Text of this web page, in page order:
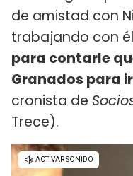
de amistad con
trabajando con
para contarle
Granados para
cronista de
Trece).